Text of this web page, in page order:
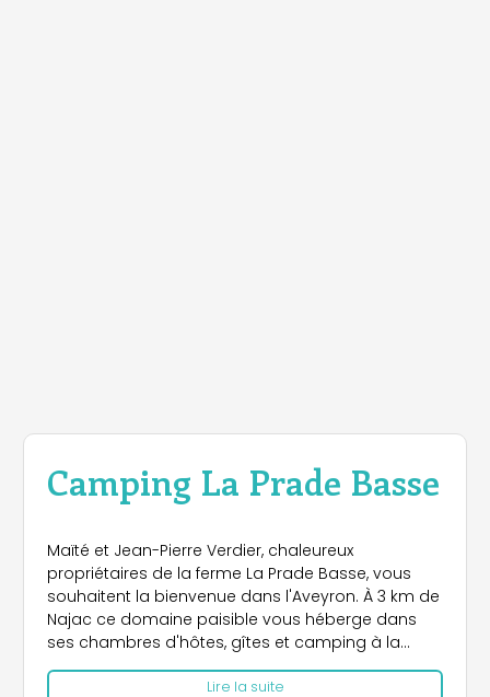
Camping La Prade Basse
Maïté et Jean-Pierre Verdier, chaleureux
propriétaires de la ferme La Prade Basse, vous
souhaitent la bienvenue dans l'Aveyron. À 3 km de
Najac ce domaine paisible vous héberge dans
ses chambres d'hôtes, gîtes et camping à la
ferme.
Lire la suite